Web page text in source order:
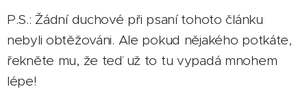
P.S.: Žádní duchové při psaní tohoto článku
nebyli obtěžováni. Ale pokud nějakého potkáte,
řekněte mu, že teď už to tu vypadá mnohem
lépe! 👻